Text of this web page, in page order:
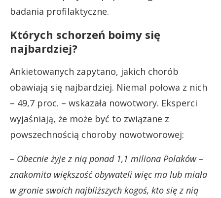
badania profilaktyczne.
Których schorzeń boimy się
najbardziej?
Ankietowanych zapytano, jakich chorób
obawiają się najbardziej. Niemal połowa z nich
– 49,7 proc. – wskazała nowotwory. Eksperci
wyjaśniają, że może być to związane z
powszechnością choroby nowotworowej:
– Obecnie żyje z nią ponad 1,1 miliona Polaków –
znakomita większość obywateli więc ma lub miała
w gronie swoich najbliższych kogoś, kto się z nią